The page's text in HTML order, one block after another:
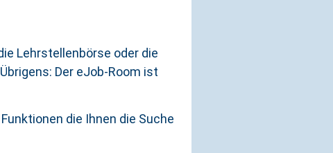
Lehrstellenbörse oder die
Der eJob-Room ist
die Ihnen die Suche